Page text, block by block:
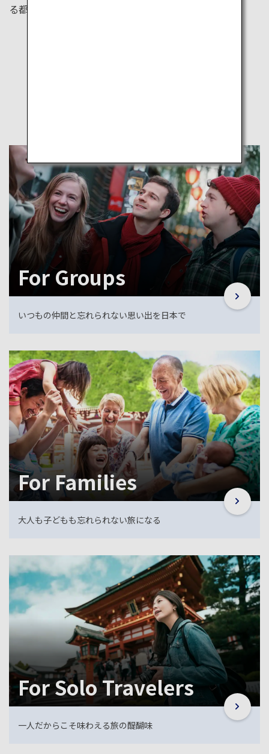
る都市は、東京。2020年ではなんと226店もあります。
For Groups
いつもの仲間と忘れられない思い出を日本で
For Families
大人も子どもも忘れられない旅になる
For Solo Travelers
一人だからこそ味わえる旅の醍醐味